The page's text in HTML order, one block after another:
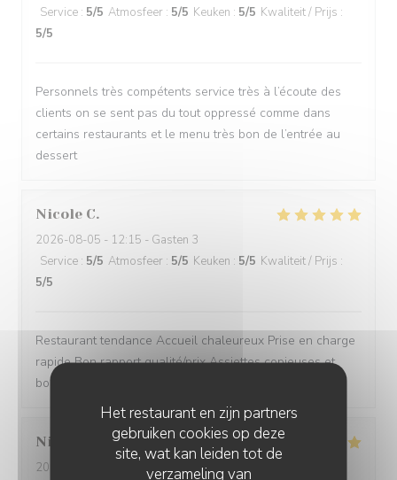
Het restaurant en zijn partners
gebruiken cookies op deze
site, wat kan leiden tot de
verzameling van
Service : 5/5 Atmosfeer : 5/5 Keuken : 5/5 Kwaliteit / Prijs :
5/5
Personnels très compétents service très à l’écoute des
clients on se sent pas du tout oppressé comme dans
certains restaurants et le menu très bon de l’entrée au
dessert
Nicole C
2026-08-05 - 12:15 - Gasten 3
Service : 5/5 Atmosfeer : 5/5 Keuken : 5/5 Kwaliteit / Prijs :
5/5
Restaurant tendance Accueil chaleureux Prise en charge
rapide Bon rapport qualité/prix Assiettes copieuses et
bons produits
Nicolas
2026-08-04 - 13:30 - Gasten 4